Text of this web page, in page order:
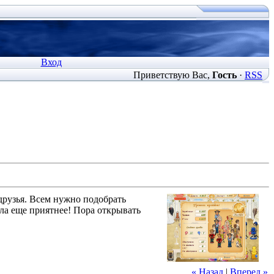
Вход
Приветствую Вас, Гость· RSS
Всем нужно подобрать
еще приятнее! Пора открывать
« Назад | Вперед »